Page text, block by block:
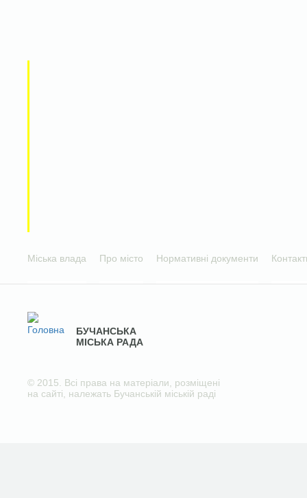
Міська влада Про місто Нормативні документи
БУЧАНСЬКА
МІСЬКА РАДА
© 2015. Всі права на матеріали, розміщені
на сайті, належать Бучанській міській раді